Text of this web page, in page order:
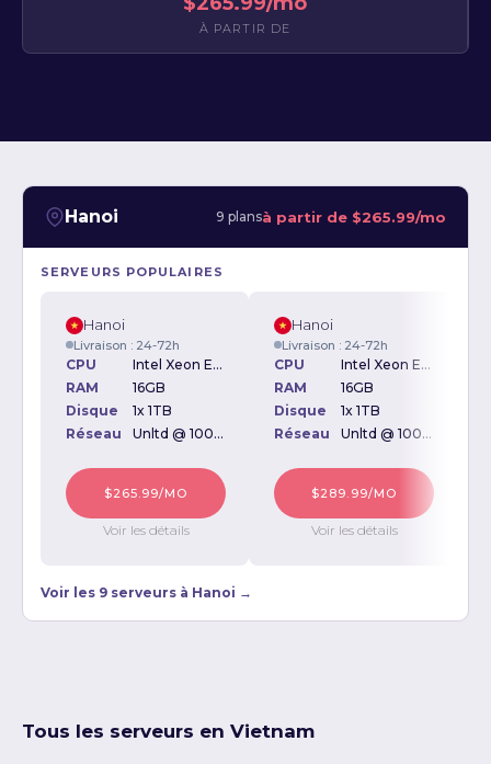
À PARTIR DE
Hanoi 9 plansà partir de $265.99/mo
SERVEURS POPULAIRES
Hanoi
Livraison : 24-72h
CPU
Intel Xeon E3-1230 3.20GHz
RAM
16GB
Disque
1x 1TB
Réseau
Unltd @ 100Mbps
$265.99/MO
Voir les détails
Hanoi
Livraison : 24-72h
CPU
Intel Xeon E5620 2.40GHz
RAM
16GB
Disque
1x 1TB
Réseau
Unltd @ 100Mbps
$289.99/MO
Voir les détails
Voir les 9 serveurs à Hanoi →
Tous les serveurs en Vietnam